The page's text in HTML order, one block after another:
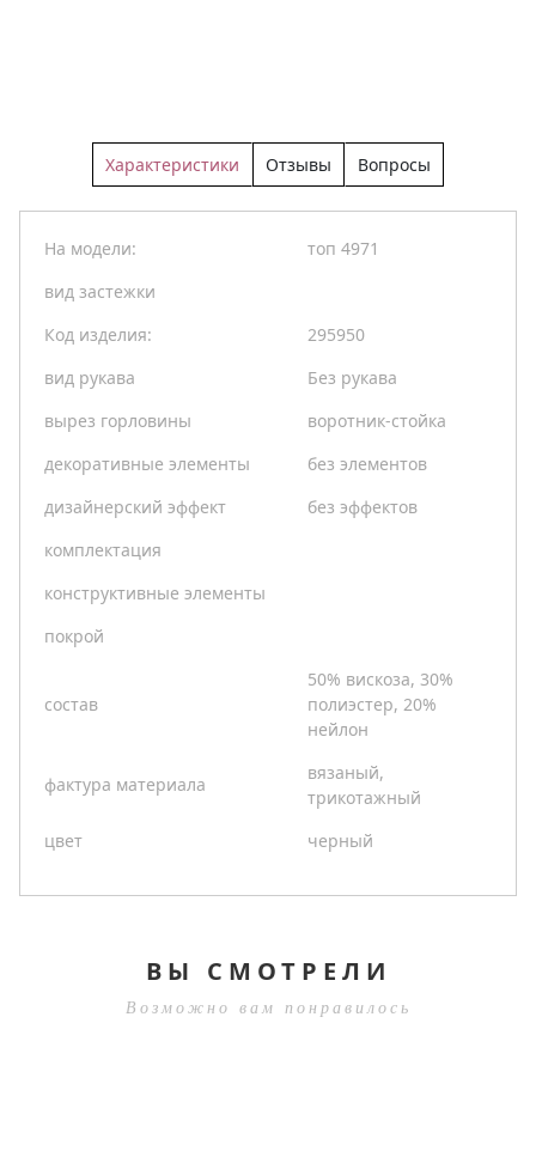
Характеристики Отзывы Вопросы
На модели:
топ 4971
вид застежки
Код изделия:
295950
вид рукава
Без рукава
вырез горловины
воротник-стойка
декоративные элементы
без элементов
дизайнерский эффект
без эффектов
комплектация
конструктивные элементы
покрой
состав
50% вискоза, 30%
полиэстер, 20%
нейлон
фактура материала
вязаный,
трикотажный
цвет
черный
ВЫ СМОТРЕЛИ
Возможно вам понравилось